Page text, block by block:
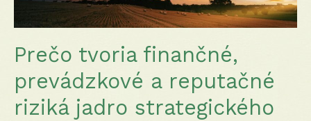
Prečo tvoria finančné,
prevádzkové a reputačné
riziká jadro strategického